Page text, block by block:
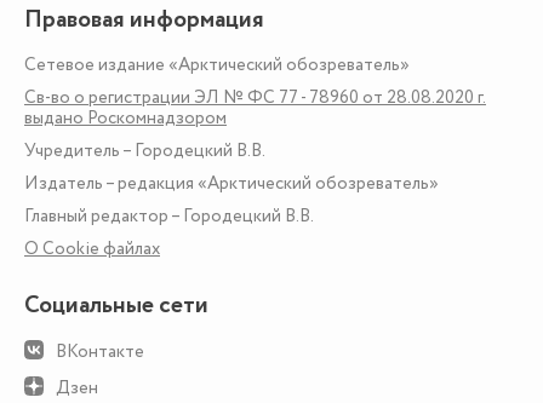
Правовая информация
Сетевое издание «Арктический обозреватель»
Св-во о регистрации ЭЛ № ФС 77 - 78960 от 28.08.2020 г.
выдано Роскомнадзором
Учредитель – Городецкий В.В.
Издатель – редакция «Арктический обозреватель»
Главный редактор – Городецкий В.В.
О Сookie файлах
Социальные сети
ВКонтакте
Дзен